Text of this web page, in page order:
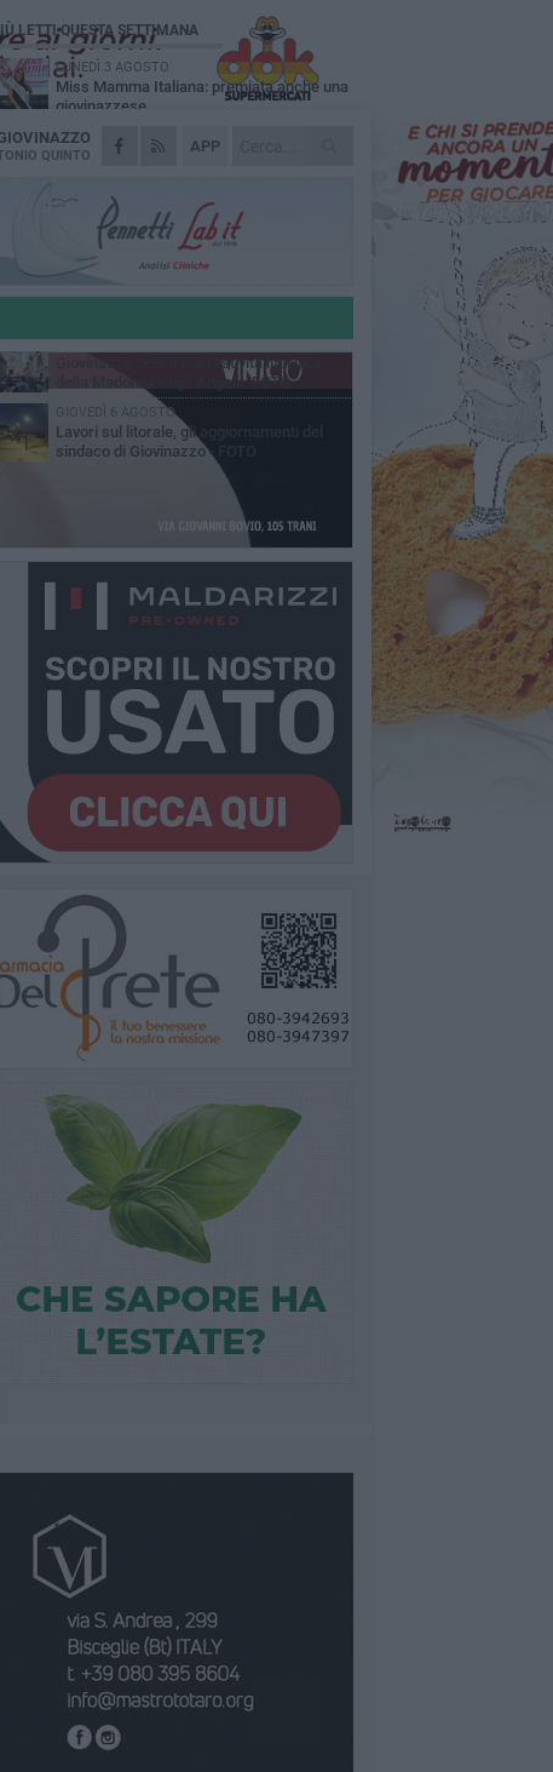
APP
QUINTO
LETTI QUESTA SETTIMANA
LUNEDÌ 3 AGOSTO
Miss Mamma Italiana: premiata anche una
giovinazzese
MARTEDÌ 4 AGOSTO
Liquidi oleosi sul litorale di Giovinazzo,
MERCOLEDÌ 5 AGOSTO
Problemi raccolta plastica in Puglia:
l'assessora Ciliento prova a spegnere le
LUNEDÌ 3 AGOSTO
«Giovinazzo, a che punto siamo?»:
MARTEDÌ 4 AGOSTO
Giovinazzo celebra la festività liturgica
della Madonna degli Angeli - FOTO
GIOVEDÌ 6 AGOSTO
Lavori sul litorale, gli aggiornamenti del
sindaco di Giovinazzo - FOTO